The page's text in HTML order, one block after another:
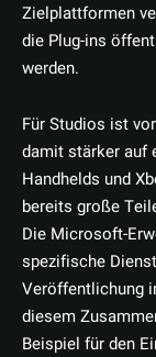
Zielplattformen
die Plug-ins
werden.
Für Studios ist
damit stärker auf
Handhelds und
bereits große
Die Microsoft-
spezifische
Veröffentlichung
diesem
Beispiel für den